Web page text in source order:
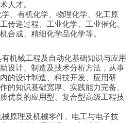
人才。
、有机化学、物理化学、化工原
传递过程、工业化学、工业催化、
合成、精细化学品化学等。
机械工程及自动化基础知识与应用
设计、制造及技术分析方法，从事
的设计制造、科技开发、应用研
的知识基础宽厚、实践能力完备、
优良的应用型、复合型高级工程技
原理及机械零件、电工与电子技